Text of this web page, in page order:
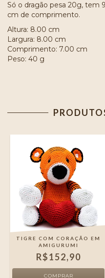
Só o dragão pesa 20g, tem
cm de comprimento.
Altura: 8.00 cm
Largura: 8.00 cm
Comprimento: 7.00 cm
Peso: 40 g
TIGRE COM CORAÇÃO EM
AMIGURUMI
R$152,90